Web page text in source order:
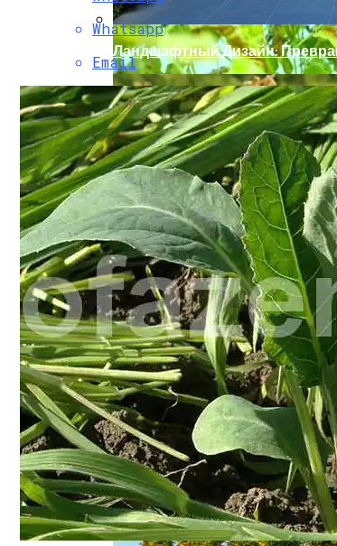
Какой Сорт Огурцов
Ландшафтный Дизайн:
Какие Цветы Украсят
Whatsapp
Email